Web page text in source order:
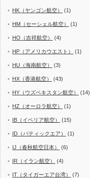
HK（ヤンゴン航空） (1)
HM（セーシェル航空） (1)
HO（吉祥航空） (4)
HP（アメリカウエスト） (1)
HU（海南航空） (3)
HX（香港航空） (43)
HY（ウズベキスタン航空） (14)
HZ（オーロラ航空） (1)
IB（イベリア航空） (15)
ID（バティックエア） (1)
IJ（春秋航空日本） (6)
IR（イラン航空） (4)
IT（タイガーエア台湾） (7)